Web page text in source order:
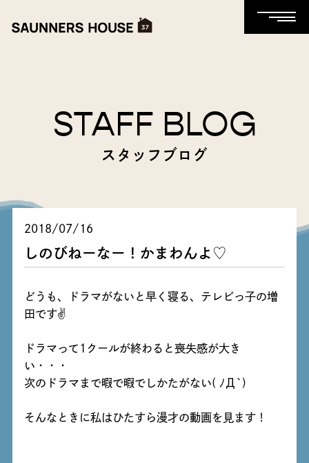
STAFF BLOG
スタッフブログ
2018/07/16
しのびねーなー！かまわんよ♡
どうも、ドラマがないと早く寝る、テレビっ子の増
田です✌
ドラマって1クールが終わると喪失感が大き
い・・・
次のドラマまで暇で暇でしかたがない( ﾉД`)
そんなときに私はひたすら漫才の動画を見ます！